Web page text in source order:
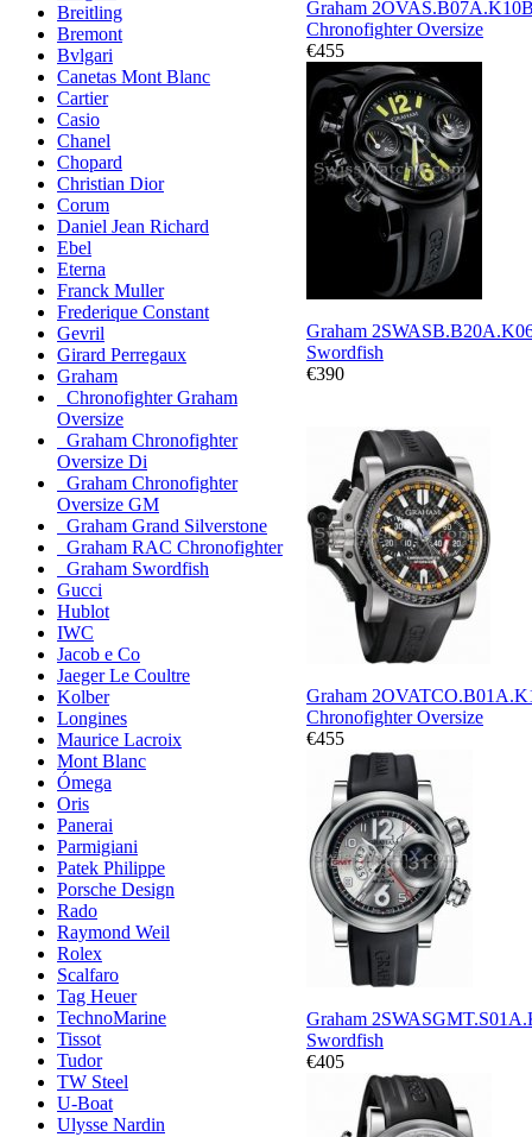
Breitling
Bremont
Bvlgari
Canetas Mont Blanc
Cartier
Casio
Chanel
Chopard
Christian Dior
Corum
Daniel Jean Richard
Ebel
Eterna
Franck Muller
Frederique Constant
Gevril
Girard Perregaux
Graham
Chronofighter Graham
Oversize
Graham Chronofighter
Oversize Di
Graham Chronofighter
Oversize GM
Graham Grand Silverstone
Graham RAC Chronofighter
Graham Swordfish
Gucci
Hublot
IWC
Jacob e Co
Jaeger Le Coultre
Kolber
Longines
Maurice Lacroix
Mont Blanc
Ómega
Oris
Panerai
Parmigiani
Patek Philippe
Porsche Design
Rado
Raymond Weil
Rolex
Scalfaro
Tag Heuer
TechnoMarine
Tissot
Tudor
TW Steel
U-Boat
Ulysse Nardin
Graham
Chronofighter Oversize
€455
Graham
Swordfish
€390
Graham
Chronofighter Oversize
€455
Graham
Swordfish
€405